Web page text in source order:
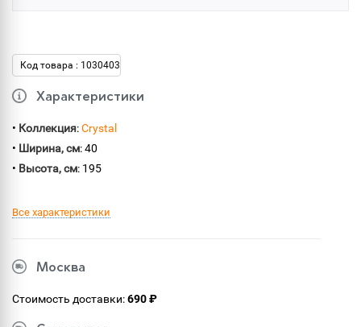
Код товара : 1030403
Характеристики
• Коллекция:Crystal
• Ширина, см: 40
• Высота, см: 195
Все характеристики
Москва
Стоимость доставки:690 ₽